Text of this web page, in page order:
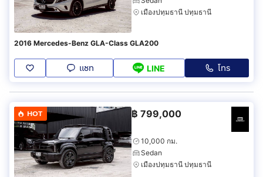
เมืองปทุมธานี ปทุมธานี
2016 Mercedes-Benz GLA-Class GLA200
แชท LINE โทร
HOT ฿ 799,000
10,000 กม.
Sedan
เมืองปทุมธานี ปทุมธานี